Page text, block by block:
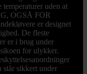
uden at
OGSÅ FOR
er designet
De fleste
er i brug under
for ulykker.
står sikkert under